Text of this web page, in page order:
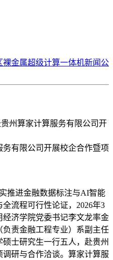
裸金属超级计算一体机新闻公
州算家计算服务有限公司开
有限公司开展校企合作暨项
推进金融数据标注与AI智能
流程可行性论证，2026年3
经济学院党委书记李文龙率金
责金融工程专业）系副主任
士研究生一行五人，赴贵州
研与合作洽谈。算家计算服